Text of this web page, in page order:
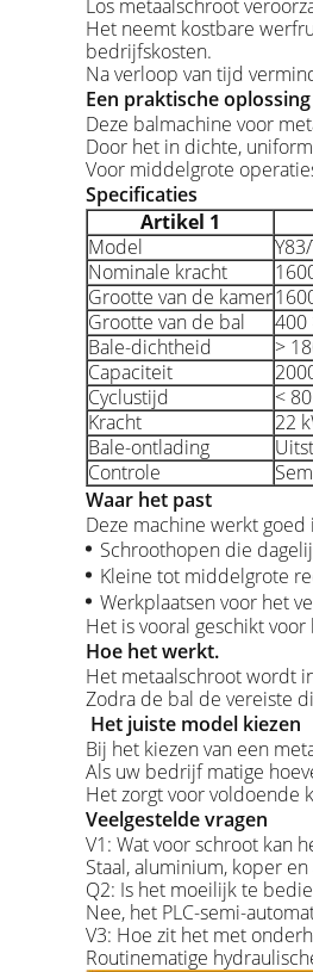
Los metaalschroot
Het neemt kostbare
bedrijfskosten.
Na verloop van tijd
Een praktische oplossing
Deze balmachine voor
Door het in dichte,
Voor middelgrote
Specificaties
Artikel 1
Model
Nominale kracht
Grootte van de kamer
Grootte van de bal
400
Bale-dichtheid
>
Capaciteit
Cyclustijd
<
Kracht
22
Bale-ontlading
Controle
Waar het past
Deze machine werkt goed
Schroothopen die
Kleine tot middelgrote
Werkplaatsen voor het
Het is vooral geschikt
Hoe het werkt.
Het metaalschroot wordt
Zodra de bal de vereiste
Het juiste model kiezen
Bij het kiezen van een
Als uw bedrijf matige
Het zorgt voor voldoende
Veelgestelde vragen
V1: Wat voor schroot kan
Staal, aluminium, koper
Q2: Is het moeilijk te
Nee, het PLC-semi-
V3: Hoe zit het met
Routinematige